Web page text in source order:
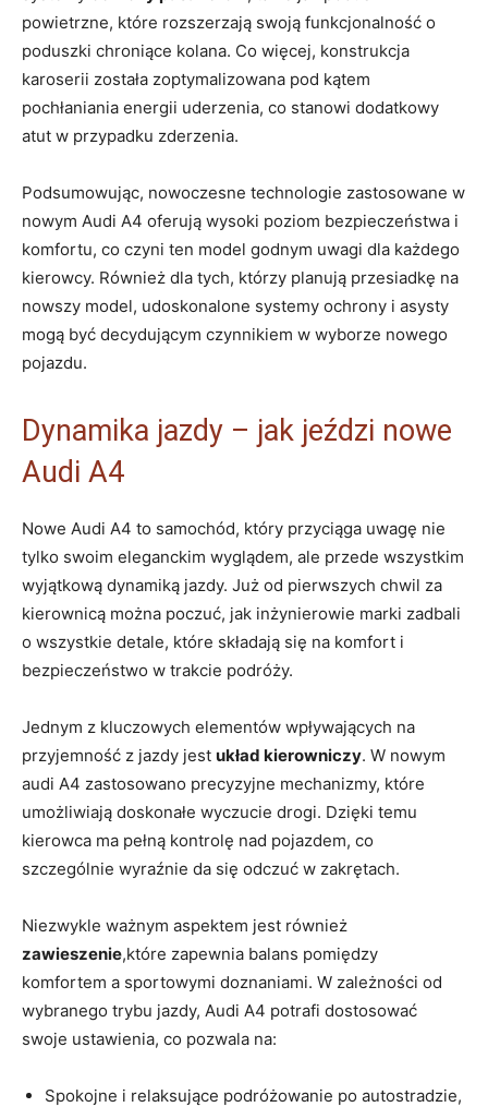
powietrzne, które rozszerzają swoją funkcjonalność o
poduszki chroniące kolana. Co więcej, konstrukcja
karoserii została zoptymalizowana pod kątem
pochłaniania energii uderzenia, co stanowi dodatkowy
atut w przypadku zderzenia.
Podsumowując, nowoczesne technologie zastosowane w
nowym Audi A4 oferują wysoki poziom bezpieczeństwa i
komfortu, co czyni ten model godnym uwagi dla każdego
kierowcy. Również dla tych, którzy planują przesiadkę na
nowszy model, udoskonalone systemy ochrony i asysty
mogą być decydującym czynnikiem w wyborze nowego
pojazdu.
Dynamika jazdy – jak jeździ nowe
Audi A4
Nowe Audi A4 to samochód, który przyciąga uwagę nie
tylko swoim eleganckim wyglądem, ale przede wszystkim
wyjątkową dynamiką jazdy. Już od pierwszych chwil za
kierownicą można poczuć, jak inżynierowie marki zadbali
o wszystkie detale, które składają się na komfort i
bezpieczeństwo w trakcie podróży.
Jednym z kluczowych elementów wpływających na
przyjemność z jazdy jest układ kierowniczy. W nowym
audi A4 zastosowano precyzyjne mechanizmy, które
umożliwiają doskonałe wyczucie drogi. Dzięki temu
kierowca ma pełną kontrolę nad pojazdem, co
szczególnie wyraźnie da się odczuć w zakrętach.
Niezwykle ważnym aspektem jest również
zawieszenie,które zapewnia balans pomiędzy
komfortem a sportowymi doznaniami. W zależności od
wybranego trybu jazdy, Audi A4 potrafi dostosować
swoje ustawienia, co pozwala na:
Spokojne i relaksujące podróżowanie po autostradzie,